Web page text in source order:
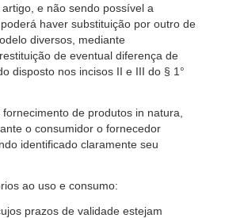
e não sendo possível a
haver substituição por outro de
diversos, mediante
de eventual diferença de
disposto nos incisos II e III do § 1°
de produtos in natura,
o consumidor o fornecedor
identificado claramente seu
ao uso e consumo:
prazos de validade estejam